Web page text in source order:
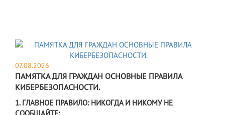
07.08.2026
​ПАМЯТКА ДЛЯ ГРАЖДАН ОСНОВНЫЕ ПРАВИЛА
КИБЕРБЕЗОПАСНОСТИ.
1. ГЛАВНОЕ ПРАВИЛО: НИКОГДА И НИКОМУ НЕ